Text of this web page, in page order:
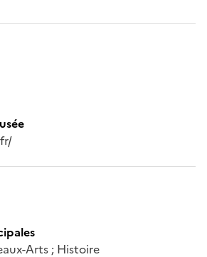
Arts ; Histoire